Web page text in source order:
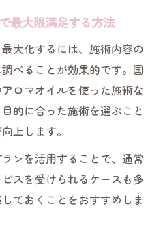
最大限満足する方法
大化するには、施術内容の
べることが効果的です。国
ロマオイルを使った施術な
的に合った施術を選ぶこと
上します。
ンを活用することで、通常
スを受けられるケースも多
ておくことをおすすめしま